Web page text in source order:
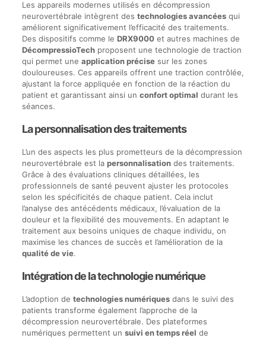
Les appareils modernes utilisés en décompression
neurovertébrale intègrent des technologies avancéesqui
améliorent significativement l’efficacité des traitements.
Des dispositifs comme le DRX9000et autres machines de
DécompressioTechproposent une technologie de traction
qui permet une application précisesur les zones
douloureuses. Ces appareils offrent une traction contrôlée,
ajustant la force appliquée en fonction de la réaction du
patient et garantissant ainsi un confort optimal durant les
séances.
La personnalisation des traitements
L’un des aspects les plus prometteurs de la décompression
neurovertébrale est la personnalisationdes traitements.
Grâce à des évaluations cliniques détaillées, les
professionnels de santé peuvent ajuster les protocoles
selon les spécificités de chaque patient. Cela inclut
l’analyse des antécédents médicaux, l’évaluation de la
douleur et la flexibilité des mouvements. En adaptant le
traitement aux besoins uniques de chaque individu, on
maximise les chances de succès et l’amélioration de la
qualité de vie.
Intégration de la technologie numérique
L’adoption de technologies numériquesdans le suivi des
patients transforme également l’approche de la
décompression neurovertébrale. Des plateformes
numériques permettent un suivi en temps réel de